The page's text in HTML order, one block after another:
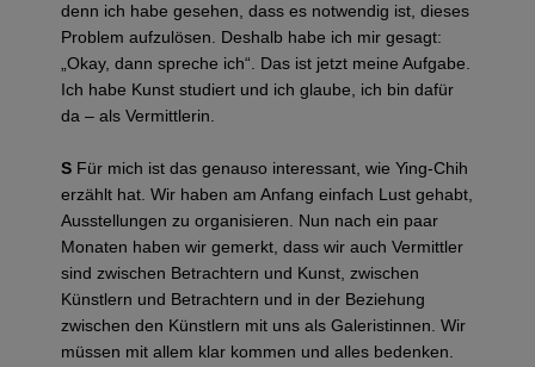
denn ich habe gesehen, dass es notwendig ist, dieses
Problem aufzulösen. Deshalb habe ich mir gesagt:
„Okay, dann spreche ich“. Das ist jetzt meine Aufgabe.
Ich habe Kunst studiert und ich glaube, ich bin dafür
da – als Vermittlerin.
S Für mich ist das genauso interessant, wie Ying-Chih
erzählt hat. Wir haben am Anfang einfach Lust gehabt,
Ausstellungen zu organisieren. Nun nach ein paar
Monaten haben wir gemerkt, dass wir auch Vermittler
sind zwischen Betrachtern und Kunst, zwischen
Künstlern und Betrachtern und in der Beziehung
zwischen den Künstlern mit uns als Galeristinnen. Wir
müssen mit allem klar kommen und alles bedenken.